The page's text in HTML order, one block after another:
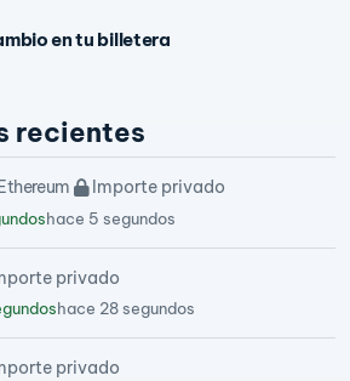
en tu billetera
recientes
Importe privado
hace 5 segundos
privado
hace 28 segundos
privado